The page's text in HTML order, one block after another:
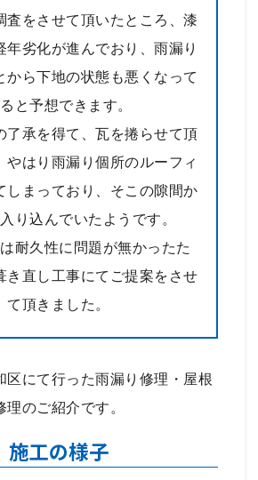
査をさせて頂いたところ、漆
年劣化が進んでおり、雨漏り
から下地の状態も悪くなって
と予想できます。
了承を得て、瓦を捲らせて頂
やはり雨漏り個所のルーフィ
しまっており、そこの隙間か
り込んでいたようです。
耐久性に問題が無かったた
き直し工事にてご提案をさせ
て頂きました。
区にて行った雨漏り修理・屋根
理のご紹介です。
施工の様子